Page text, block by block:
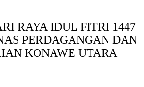
RAYA IDUL FITRI 1447
PERDAGANGAN DAN
KONAWE UTARA